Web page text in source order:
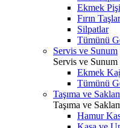
Ekmek
Fırın
Silpatlar
Tümünü
Servis ve Sunum
Servis ve Sunum
Ekmek
Tümünü
Taşıma ve
Taşıma ve
Hamur